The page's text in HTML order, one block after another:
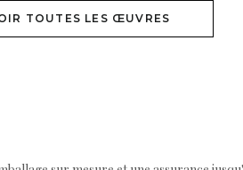
TOUTES LES ŒUVRES